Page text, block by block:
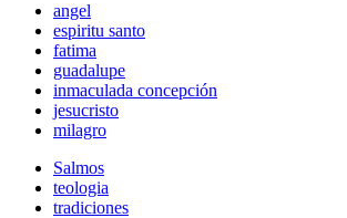
angel
espiritu santo
fatima
guadalupe
inmaculada concepción
jesucristo
milagro
Salmos
teologia
tradiciones